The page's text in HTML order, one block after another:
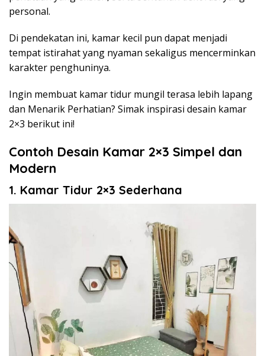
personal.
Di pendekatan ini, kamar kecil pun dapat menjadi
tempat istirahat yang nyaman sekaligus mencerminkan
karakter penghuninya.
Ingin membuat kamar tidur mungil terasa lebih lapang
dan Menarik Perhatian? Simak inspirasi desain kamar
2×3 berikut ini!
Contoh Desain Kamar 2×3 Simpel dan
Modern
1. Kamar Tidur 2×3 Sederhana